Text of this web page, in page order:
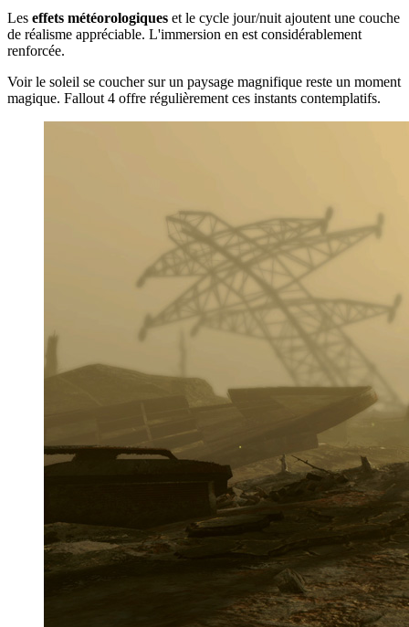
Les effets météorologiques et le cycle jour/nuit ajoutent une couche
de réalisme appréciable. L'immersion en est considérablement
renforcée.
Voir le soleil se coucher sur un paysage magnifique reste un moment
magique. Fallout 4 offre régulièrement ces instants contemplatifs.